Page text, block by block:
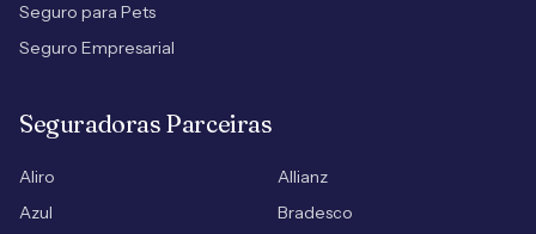
Seguro para Pets
Seguro Empresarial
Seguradoras Parceiras
Aliro
Allianz
Azul
Bradesco